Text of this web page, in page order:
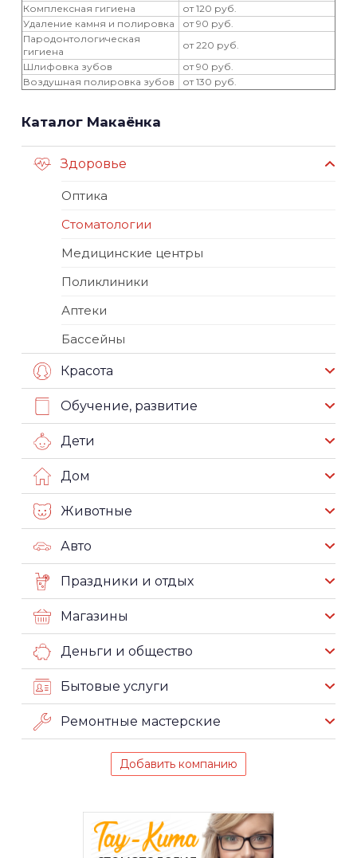
Комплексная гигиена
от 120 руб.
Удаление камня и полировка
от 90 руб.
Пародонтологическая
гигиена
от 220 руб.
Шлифовка зубов
от 90 руб.
Воздушная полировка зубов
от 130 руб.
Каталог Макаёнка
Здоровье
Оптика
Стоматологии
Медицинские центры
Поликлиники
Аптеки
Бассейны
Красота
Обучение, развитие
Дети
Дом
Животные
Авто
Праздники и отдых
Магазины
Деньги и общество
Бытовые услуги
Ремонтные мастерские
Добавить компанию